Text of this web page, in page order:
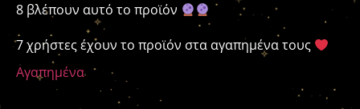
8 βλέπουν αυτό το προϊόν
7 χρήστες έχουν το προϊόν στα αγαπημένα τους
Αγαπημένα